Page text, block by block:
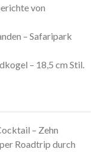
von
– Safaripark
– 18,5 cm Stil.
– Zehn
Roadtrip durch